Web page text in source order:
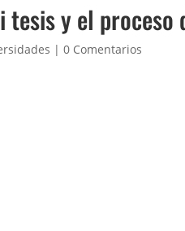
tesis y el
|0 Comentarios